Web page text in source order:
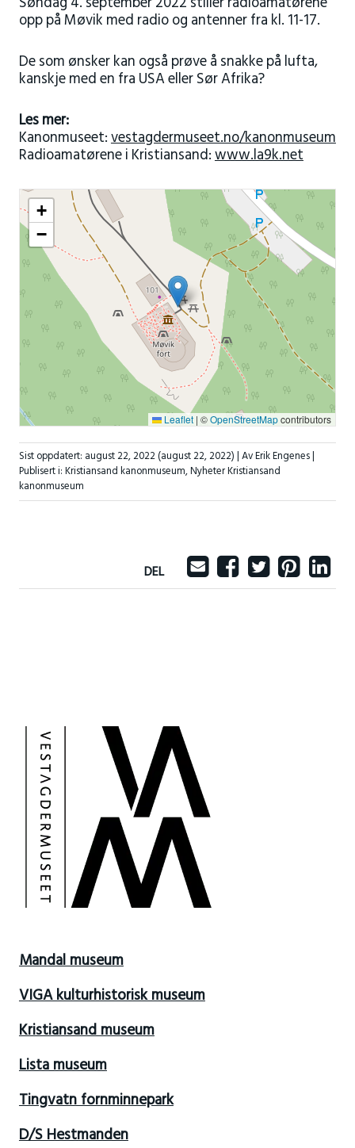
opp på Møvik med radio og antenner fra kl. 11-17.
De som ønsker kan også prøve å snakke på lufta,
kanskje med en fra USA eller Sør Afrika?
Les mer:
Kanonmuseet:vestagdermuseet.no/kanonmuseum
Radioamatørene i Kristiansand:www.la9k.net
+
−
Leaflet | ©OpenStreetMapcontributors
Sist oppdatert: august 22, 2022(august 22, 2022)| Av Erik Engenes |
Publisert i:Kristiansand kanonmuseum,Nyheter Kristiansand
kanonmuseum
DEL
Mandal museum
VIGA kulturhistorisk museum
Kristiansand museum
Lista museum
Tingvatn fornminnepark
D/S Hestmanden